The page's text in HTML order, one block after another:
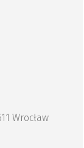
Wrocław